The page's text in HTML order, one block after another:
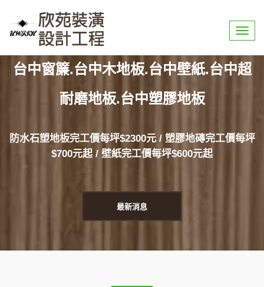
選
【特惠快訊】全品項商品優惠實施中!!
台中窗簾.台中木地板.台中壁紙.台中超
耐磨地板.台中塑膠地板
防水石塑地板完工價每坪$2300元 / 塑膠地磚完工價每坪
$700元起 / 壁紙完工價每坪$600元起
最新消息